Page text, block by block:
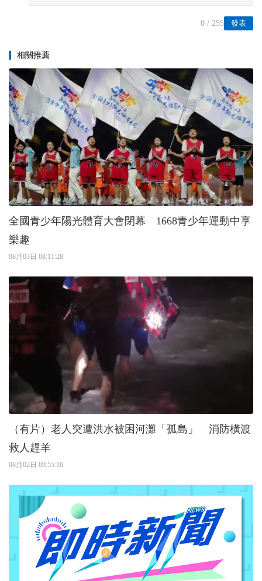
發表
0 / 255
相關推薦
全國青少年陽光體育大會閉幕 1668青少年運動中享
樂趣
08月03日 08:11:28
（有片）老人突遭洪水被困河灘「孤島」 消防橫渡
救人趕羊
08月02日 09:55:16